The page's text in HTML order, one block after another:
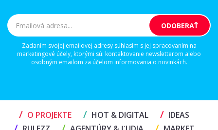
Zadaním svojej emailovej adresy súhlasím s jej spracovaním na
marketingové účely, ktorými sú: kontaktovanie newsletterom alebo
osobným emailom za účelom informovania o novinkách.
/ O PROJEKTE / HOT & DIGITAL / IDEAS